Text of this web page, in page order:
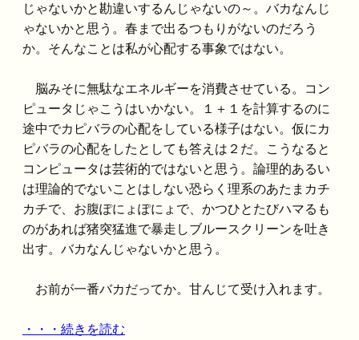
じゃないかと勘違いするんじゃないの～。バカなんじ
ゃないかと思う。春まで出るつもりがないのだろう
か。そんなことは私が心配する事象ではない。
脳みそに無駄なエネルギーを消費させている。コン
ピュータじゃこうはいかない。１＋１を計算するのに
途中でカピバラの心配をしている様子はない。仮にカ
ピバラの心配をしたとしても答えは２だ。こうなると
コンピュータは芸術的ではないと思う。論理的あるい
は理論的でないことはしない恐らく理系のあたまカチ
カチで、お腹ぽにょぽにょで、かつひとたびハマるも
のがあれば猪突猛進で暴走しブルースクリーンを吐き
出す。バカなんじゃないかと思う。
お前が一番バカだってか。甘んじて受け入れます。
・・・続きを読む